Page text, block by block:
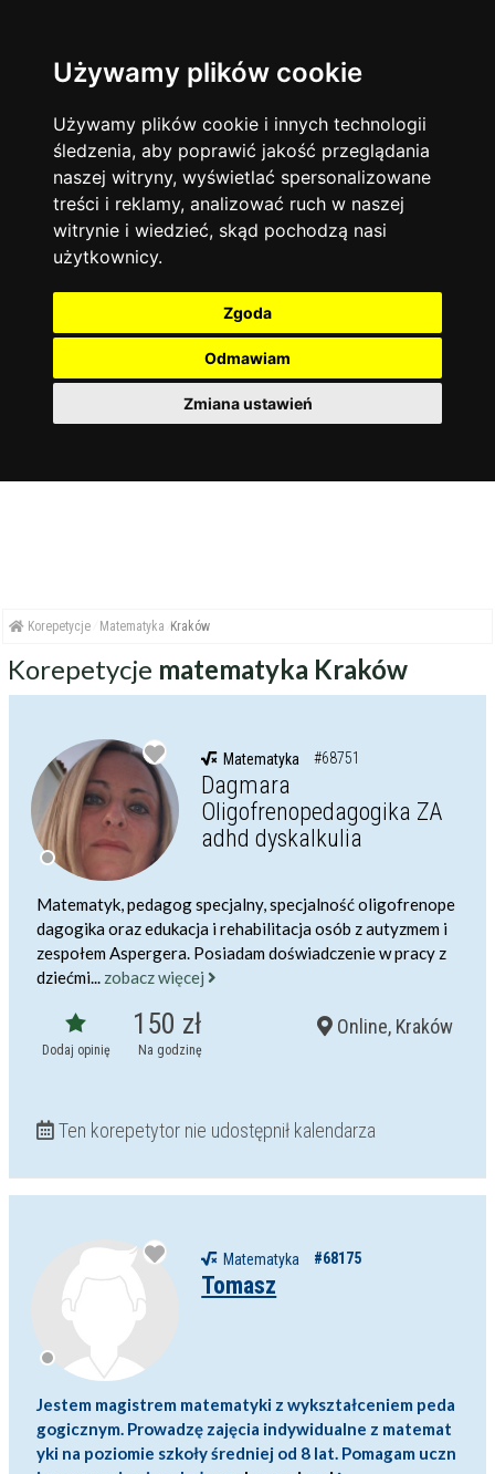
Używamy plików cookie
Używamy plików cookie i innych technologii
śledzenia, aby poprawić jakość przeglądania
naszej witryny, wyświetlać spersonalizowane
treści i reklamy, analizować ruch w naszej
witrynie i wiedzieć, skąd pochodzą nasi
użytkownicy.
Zgoda
Odmawiam
Zmiana ustawień
Język angielski 13744
Matematyka 12928
Chemia 4886
Język niemiecki 4307
Język polski 3426
Fizyka
Język francuski
Warszawa
Korepetycje
Online
14837
Kraków 7753
Wrocław
Łódź 3512
Gdańsk 2075
zakres dni
Wtorek
Środa
Czwartek
Piątek
Sobota
Niedziela
więcej filtrów Filtruj
Korepetycje Matematyka Kraków
Korepetycje matematyka Kraków
Matematyka #68751
Dagmara
Oligofrenopedagogika ZA
adhd dyskalkulia
Matematyk, pedagog specjalny, specjalność oligofrenope
dagogika oraz edukacja i rehabilitacja osób z autyzmem i
zespołem Aspergera. Posiadam doświadczenie w pracy z
dziećmi... zobacz więcej
Dodaj opinię
150 zł
Na godzinę
Online, Kraków
Ten korepetytor nie udostępnił kalendarza
Matematyka #68175
Tomasz
Jestem magistrem matematyki z wykształceniem peda
gogicznym. Prowadzę zajęcia indywidualne z matemat
yki na poziomie szkoły średniej od 8 lat. Pomagam uczn